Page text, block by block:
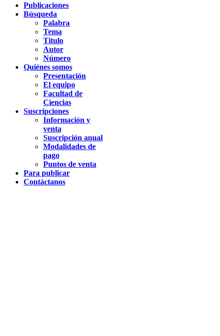
Publicaciones
Búsqueda
Palabra
Tema
Titulo
Autor
Número
Quiénes somos
Presentación
El equipo
Facultad de
Ciencias
Suscripciones
Información y
venta
Suscripción anual
Modalidades de
pago
Puntos de venta
Para publicar
Contáctanos